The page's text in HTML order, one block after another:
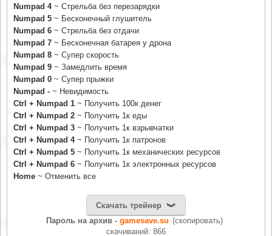
Numpad 4~ Стрельба без перезарядки
Numpad 5 ~ Бесконечный глушитель
Numpad 6 ~ Стрельба без отдачи
Numpad 7 ~ Бесконечная батарея у дрона
Numpad 8 ~ Супер скорость
Numpad 9 ~ Замедлить время
Numpad 0 ~ Супер прыжки
Numpad - ~ Невидимость
Ctrl + Numpad 1 ~ Получить 100к денег
Ctrl + Numpad 2 ~ Получить 1к еды
Ctrl + Numpad 3 ~ Получить 1к взрывчатки
Ctrl + Numpad 4~ Получить 1к патронов
Ctrl + Numpad 5 ~ Получить 1к механических ресурсов
Ctrl + Numpad 6 ~ Получить 1к электронных ресурсов
Home ~ Отменить все
Скачать трейнер
Пароль на архив - gamesave.su (скопировать)
cкачиваний: 866